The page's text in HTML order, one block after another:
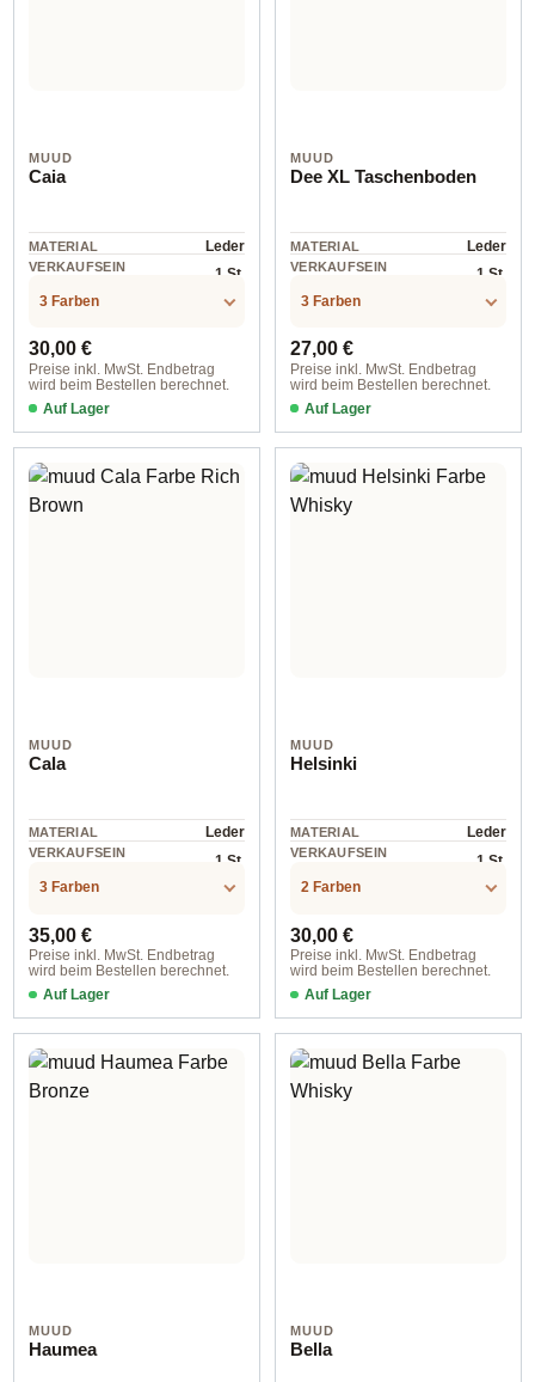
MUUD
Caia
MATERIAL Leder
VERKAUFSEIN
1 St.
3 Farben
Regulärer Preis:
30,00 €
Preise inkl. MwSt. Endbetrag
wird beim Bestellen berechnet.
Auf Lager
MUUD
Dee XL Taschenboden
MATERIAL Leder
VERKAUFSEIN
1 St.
3 Farben
Regulärer Preis:
27,00 €
Preise inkl. MwSt. Endbetrag
wird beim Bestellen berechnet.
Auf Lager
MUUD
Cala
MATERIAL Leder
VERKAUFSEIN
1 St.
3 Farben
Regulärer Preis:
35,00 €
Preise inkl. MwSt. Endbetrag
wird beim Bestellen berechnet.
Auf Lager
Rich Brown
MUUD
Helsinki
MATERIAL Leder
VERKAUFSEIN
1 St.
2 Farben
Regulärer Preis:
30,00 €
Preise inkl. MwSt. Endbetrag
wird beim Bestellen berechnet.
Auf Lager
4190 Whisky
MUUD
Haumea
MUUD
Bella